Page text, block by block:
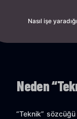
Nasıl işe
Neden
“Teknik”